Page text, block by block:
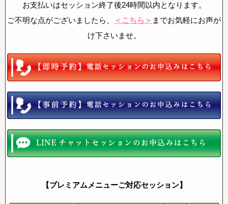
お支払いはセッション終了後24時間以内となります。
ご不明な点がございましたら、
＜こちら＞ までお気軽にお声が
け下さいませ。
【プレミアムメニューご対応セッション】